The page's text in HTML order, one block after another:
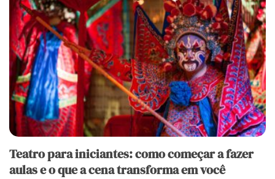
Teatro para iniciantes: como começar a fazer
aulas e o que a cena transforma em você